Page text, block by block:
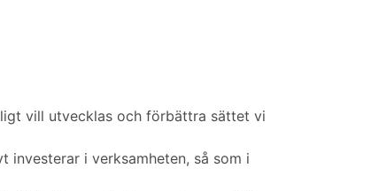
vill utvecklas och förbättra sättet vi
investerar i verksamheten, så som i